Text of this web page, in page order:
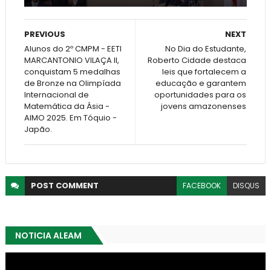
NEXT
No Dia do Estudante,
Roberto Cidade destaca
leis que fortalecem a
educação e garantem
oportunidades para os
jovens amazonenses
PREVIOUS
Alunos do 2º CMPM - EETI
MARCANTONIO VILAÇA II,
conquistam 5 medalhas
de Bronze na Olimpíada
Internacional de
Matemática da Ásia -
AIMO 2025. Em Tóquio -
Japão.
POST COMMENT FACEBOOK DISQUS
NOTICIA ALEAM